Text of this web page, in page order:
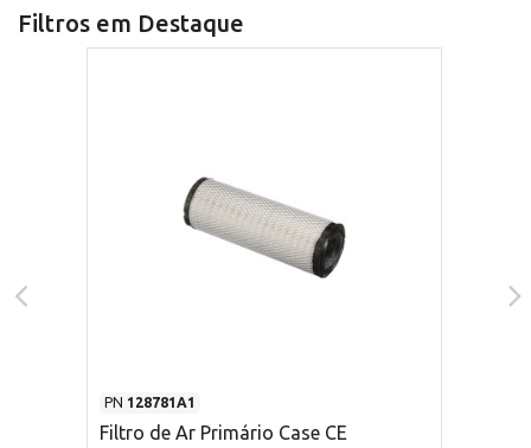
Filtros em Destaque
PN 128781A1
Filtro de Ar Primário Case CE